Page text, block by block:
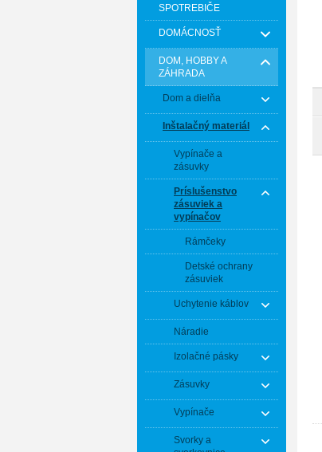
SPOTREBIČE
DOMÁCNOSŤ
DOM, HOBBY A
ZÁHRADA
Dom a dielňa
Inštalačný materiál
Vypínače a
zásuvky
Príslušenstvo
zásuviek a
vypínačov
Rámčeky
Detské ochrany
zásuviek
Uchytenie káblov
Náradie
Izolačné pásky
Zásuvky
Vypínače
Svorky a